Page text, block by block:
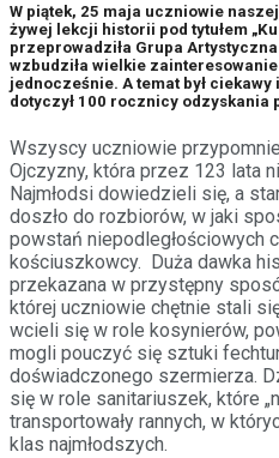
W piątek, 25 maja uczniowie
żywej lekcji historii pod tytułem
przeprowadziła Grupa Artystyczna
wzbudziła wielkie
jednocześnie. A temat był ciekawy
dotyczył 100 rocznicy odzyskania
Wszyscy uczniowie
Ojczyzny, która przez 123 lata
Najmłodsi dowiedzieli się, a
doszło do rozbiorów, w jaki
powstań niepodległościowych
kościuszkowcy. Duża dawka
przekazana w przystępny
której uczniowie chętnie stali
wcieli się w role kosynierów,
mogli pouczyć się sztuki
doświadczonego szermierza.
się w role sanitariuszek, które
transportowały rannych, w
klas najmłodszych.